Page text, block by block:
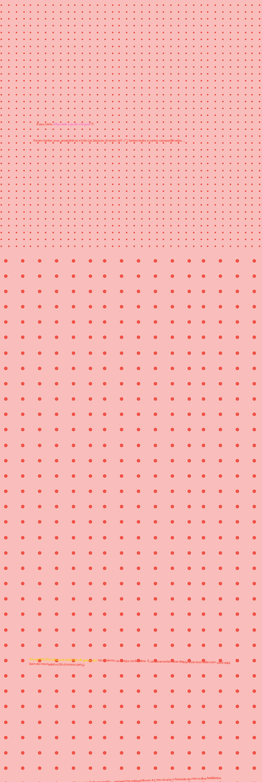
Xuxu, sério,olha onde a gente chegou!🥹
Foram tantas eras, produtinhos e hits (as básicas choram, tá? 💅), tantos looks e surtos compartilhados...
Ai, a gente já brilhou em todo tipo de palco, né?
No caderno, no estojo, na timeline. E, sinceramente? Que delícia viver isso tudo com você aqui, bem do meu ladinho (tô chorosa, para).